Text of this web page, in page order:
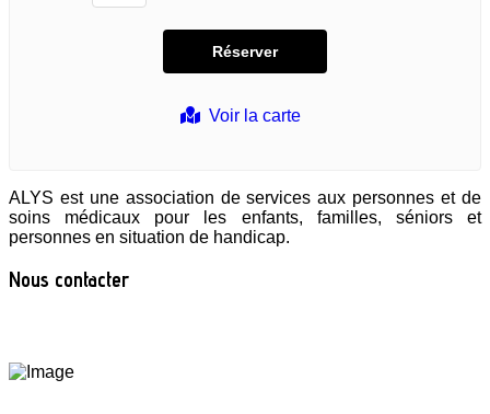
Voir la carte
ALYS est une association de services aux personnes et de
soins médicaux pour les enfants, familles, séniors et
personnes en situation de handicap.
Nous contacter